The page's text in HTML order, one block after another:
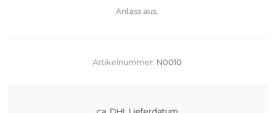
Anlass aus.
Artikelnummer: N0010
ca. DHL Lieferdatum